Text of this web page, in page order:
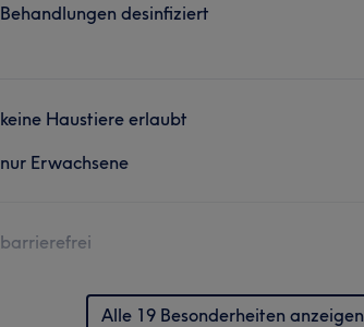
Behandlungen desinfiziert
keine Haustiere erlaubt
nur Erwachsene
barrierefrei
Alle 19 Besonderheiten anzeigen